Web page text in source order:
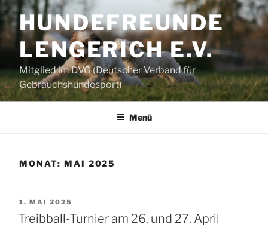
Zum
Inhalt
springenHUNDEFREUNDE
LENGERICH E.V.
Mitglied im DVG (Deutscher Verband für
Gebrauchshundesport)
Menü
MONAT: MAI 2025
VERÖFFENTLICHT
AM
1. MAI 2025
Treibball-Turnier am 26. und 27. April